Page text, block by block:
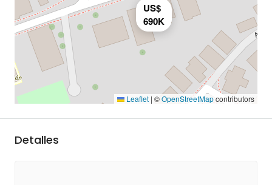
US$
690K
Leaflet | ©OpenStreetMapcontributors
Detalles